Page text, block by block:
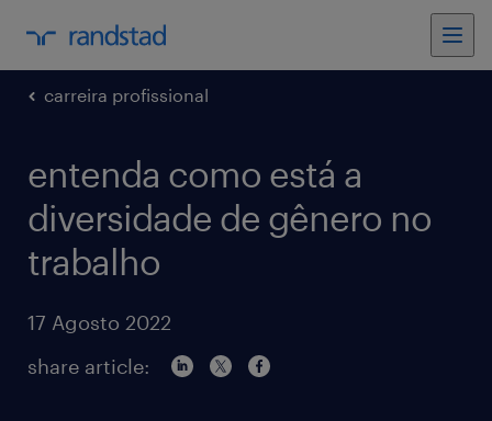
carreira profissional
entenda como está a
diversidade de gênero no
trabalho
17 Agosto 2022
share article: